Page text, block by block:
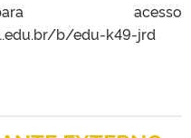
acesso
b/edu-k49-jrd